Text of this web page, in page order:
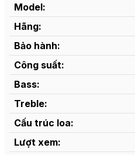
Model:
Hãng:
Bảo hành:
Công suất:
Bass:
Treble:
Cấu trúc loa:
Lượt xem: